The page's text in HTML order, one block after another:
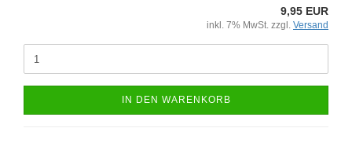
9,95 EUR
inkl. 7% MwSt. zzgl. Versand
IN DEN WARENKORB